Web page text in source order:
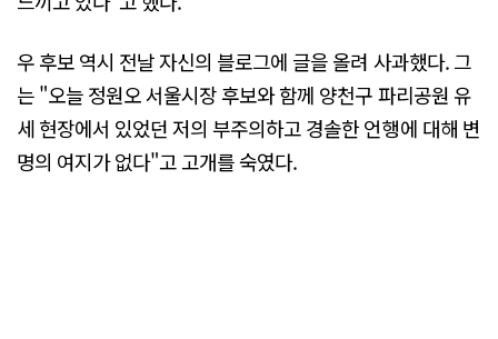
우 후보 역시 전날 자신의 블로그에 글을 올려 사과했다. 그
는 "오늘 정원오 서울시장 후보와 함께 양천구 파리공원 유
세 현장에서 있었던 저의 부주의하고 경솔한 언행에 대해 변
명의 여지가 없다"고 고개를 숙였다.